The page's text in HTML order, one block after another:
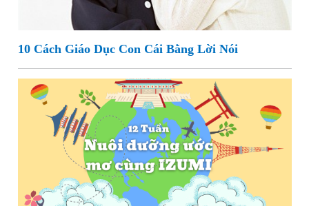
10 Cách Giáo Dục Con Cái Bằng Lời Nói